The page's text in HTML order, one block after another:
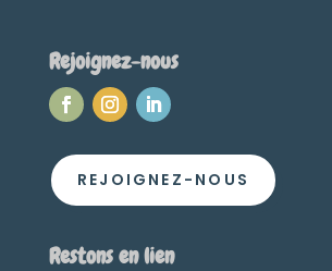
Rejoignez-nous
REJOIGNEZ-NOUS
Restons en lien